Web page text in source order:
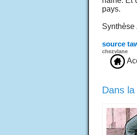
pays.
Synthèse
source
chezvlane
Dans